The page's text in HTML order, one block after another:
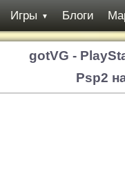
Игры ▼ Блоги
gotVG -
Psp2